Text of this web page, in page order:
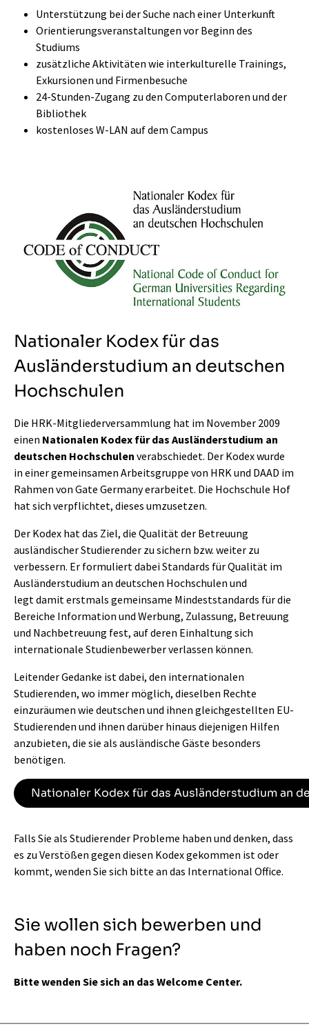
Unterstützung bei der Suche nach einer Unterkunft
Orientierungsveranstaltungen vor Beginn des
Studiums
zusätzliche Aktivitäten wie interkulturelle Trainings,
Exkursionen und Firmenbesuche
24-Stunden-Zugang zu den Computerlaboren und der
Bibliothek
kostenloses W-LAN auf dem Campus
Nationaler Kodex für das
Ausländerstudium an deutschen
Hochschulen
Die HRK-Mitgliederversammlung hat im November 2009
einen Nationalen Kodex für das Ausländerstudium an
deutschen Hochschulen verabschiedet. Der Kodex wurde
in einer gemeinsamen Arbeitsgruppe von HRK und DAAD im
Rahmen von Gate Germany erarbeitet. Die Hochschule Hof
hat sich verpflichtet, dieses umzusetzen.
Der Kodex hat das Ziel, die Qualität der Betreuung
ausländischer Studierender zu sichern bzw. weiter zu
verbessern. Er formuliert dabei Standards für Qualität im
Ausländerstudium an deutschen Hochschulen und
legt damit erstmals gemeinsame Mindeststandards für die
Bereiche Information und Werbung, Zulassung, Betreuung
und Nachbetreuung fest, auf deren Einhaltung sich
internationale Studienbewerber verlassen können.
Leitender Gedanke ist dabei, den internationalen
Studierenden, wo immer möglich, dieselben Rechte
einzuräumen wie deutschen und ihnen gleichgestellten EU-
Studierenden und ihnen darüber hinaus diejenigen Hilfen
anzubieten, die sie als ausländische Gäste besonders
benötigen.
Nationaler Kodex für das Ausländerstudium an
Falls Sie als Studierender Probleme haben und denken, dass
es zu Verstößen gegen diesen Kodex gekommen ist oder
kommt, wenden Sie sich bitte an das International Office.
Sie wollen sich bewerben und
haben noch Fragen?
Bitte wenden Sie sich an das Welcome Center.